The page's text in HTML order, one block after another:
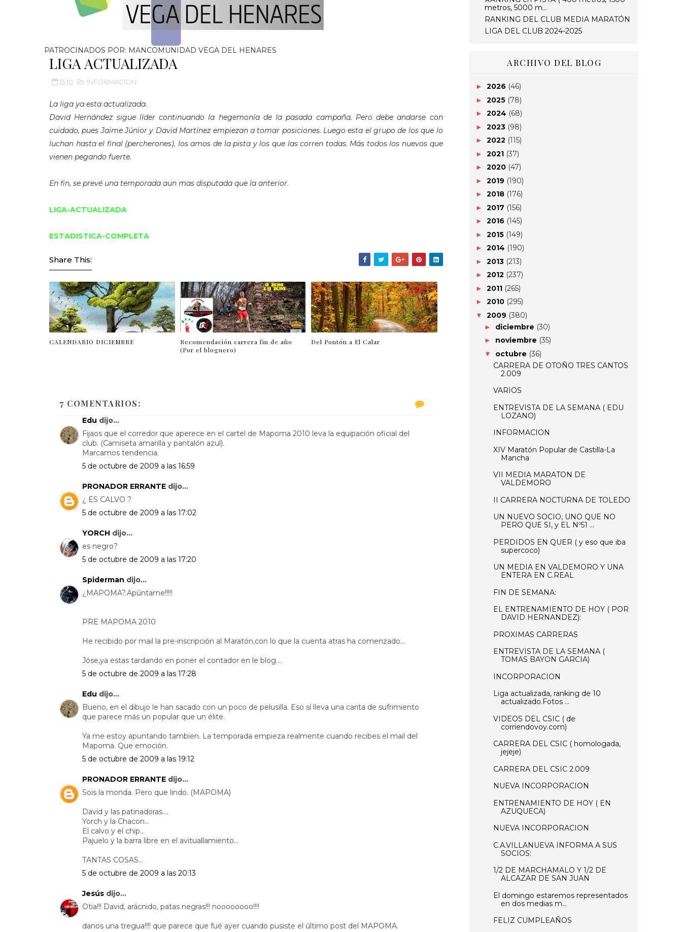
PATROCINADOS POR: MANCOMUNIDAD VEGA DEL HENARES
LIGA ACTUALIZADA
15:10 INFORMACION
La liga ya esta actualizada.
David Hernández sigue líder continuando la hegemonía de la pasada campaña. Pero debe andarse con
cuidado, pues Jaime Júnior y David Martínez empiezan a tomar posiciones. Luego esta el grupo de los que lo
luchan hasta el final (percherones), los amos de la pista y los que las corren todas. Más todos los nuevos que
vienen pegando fuerte.
En fin, se prevé una temporada aun mas disputada que la anterior.
LIGA-ACTUALIZADA
ESTADISTICA-COMPLETA
Share This:
CALENDARIO DICIEMBRE
Recomendación carrera fin de año
(Por el bloguero)
Del Pontón a El Calar
7 COMENTARIOS:
Edu dijo...
Fijaos que el corredor que aperece en el cartel de Mapoma 2010 leva la equipación oficial del
club. (Camiseta amarilla y pantalón azul).
Marcamos tendencia.
5 de octubre de 2009 a las 16:59
PRONADOR ERRANTE dijo...
¿ ES CALVO ?
5 de octubre de 2009 a las 17:02
YORCH dijo...
es negro?
5 de octubre de 2009 a las 17:20
Spiderman dijo...
¿MAPOMA?.Apúntame!!!!!
PRE MAPOMA 2010
He recibido por mail la pre-inscripción al Maratón,con lo que la cuenta atras ha comenzado...
Jóse,ya estas tardando en poner el contador en le blog....
5 de octubre de 2009 a las 17:28
Edu dijo...
Bueno, en el dibujo le han sacado con un poco de pelusilla. Eso sí lleva una carita de sufrimiento
que parece más un popular que un élite.
Ya me estoy apuntando tambien. La temporada empieza realmente cuando recibes el mail del
Mapoma. Que emoción.
5 de octubre de 2009 a las 19:12
PRONADOR ERRANTE dijo...
Sois la monda. Pero que lindo. (MAPOMA)
David y las patinadoras....
Yorch y la Chacon...
El calvo y el chip...
Pajuelo y la barra libre en el avituallamiento...
TANTAS COSAS...
5 de octubre de 2009 a las 20:13
Jesús dijo...
Otia!!! David, arácnido, patas negras!!! noooooooo!!!!
danos una tregua!!!! que parece que fué ayer cuando pusiste el último post del MAPOMA.
metros, 5000 m...
RANKING DEL CLUB MEDIA MARATÓN
LIGA DEL CLUB 2024-2025
ARCHIVO DEL BLOG
► 2026 (46)
► 2025 (78)
► 2024 (68)
► 2023 (98)
► 2022 (115)
► 2021 (37)
► 2020 (47)
► 2019 (190)
► 2018 (176)
► 2017 (156)
► 2016 (145)
► 2015 (149)
► 2014 (190)
► 2013 (213)
► 2012 (237)
► 2011 (265)
► 2010 (295)
▼ 2009 (380)
► diciembre (30)
► noviembre (35)
▼ octubre (36)
CARRERA DE OTOÑO TRES CANTOS
2.009
VARIOS
ENTREVISTA DE LA SEMANA ( EDU
LOZANO)
INFORMACION
XIV Maratón Popular de Castilla-La
Mancha
VII MEDIA MARATON DE
VALDEMORO
II CARRERA NOCTURNA DE TOLEDO
UN NUEVO SOCIO, UNO QUE NO
PERO QUE SI, y EL Nº51 ...
PERDIDOS EN QUER ( y eso que iba
supercoco)
UN MEDIA EN VALDEMORO Y UNA
ENTERA EN C.REAL
FIN DE SEMANA:
EL ENTRENAMIENTO DE HOY ( POR
DAVID HERNANDEZ):
PROXIMAS CARRERAS
ENTREVISTA DE LA SEMANA (
TOMAS BAYON GARCIA)
INCORPORACION
Liga actualizada, ranking de 10
actualizado.Fotos ...
VIDEOS DEL CSIC ( de
corriendovoy.com)
CARRERA DEL CSIC ( homologada,
jejeje)
CARRERA DEL CSIC 2.009
NUEVA INCORPORACION
ENTRENAMIENTO DE HOY ( EN
AZUQUECA)
NUEVA INCORPORACION
C.A.VILLANUEVA INFORMA A SUS
SOCIOS:
1/2 DE MARCHAMALO Y 1/2 DE
ALCAZAR DE SAN JUAN
El domingo estaremos representados
en dos medias m...
FELIZ CUMPLEAÑOS